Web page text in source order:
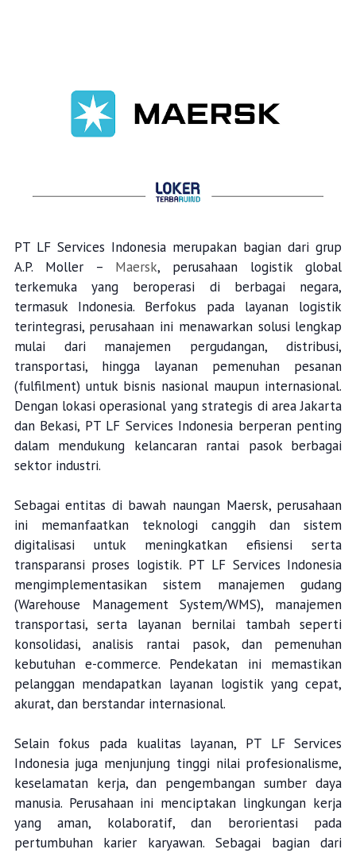
PT LF Services Indonesia merupakan bagian dari grup
A.P. Moller – Maersk, perusahaan logistik global
terkemuka yang beroperasi di berbagai negara,
termasuk Indonesia. Berfokus pada layanan logistik
terintegrasi, perusahaan ini menawarkan solusi lengkap
mulai dari manajemen pergudangan, distribusi,
transportasi, hingga layanan pemenuhan pesanan
(fulfilment) untuk bisnis nasional maupun internasional.
Dengan lokasi operasional yang strategis di area Jakarta
dan Bekasi, PT LF Services Indonesia berperan penting
dalam mendukung kelancaran rantai pasok berbagai
sektor industri.
Sebagai entitas di bawah naungan Maersk, perusahaan
ini memanfaatkan teknologi canggih dan sistem
digitalisasi untuk meningkatkan efisiensi serta
transparansi proses logistik. PT LF Services Indonesia
mengimplementasikan sistem manajemen gudang
(Warehouse Management System/WMS), manajemen
transportasi, serta layanan bernilai tambah seperti
konsolidasi, analisis rantai pasok, dan pemenuhan
kebutuhan e-commerce. Pendekatan ini memastikan
pelanggan mendapatkan layanan logistik yang cepat,
akurat, dan berstandar internasional.
Selain fokus pada kualitas layanan, PT LF Services
Indonesia juga menjunjung tinggi nilai profesionalisme,
keselamatan kerja, dan pengembangan sumber daya
manusia. Perusahaan ini menciptakan lingkungan kerja
yang aman, kolaboratif, dan berorientasi pada
pertumbuhan karier karyawan. Sebagai bagian dari